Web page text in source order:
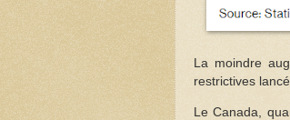
La moindre
restrictives
Le Canada,